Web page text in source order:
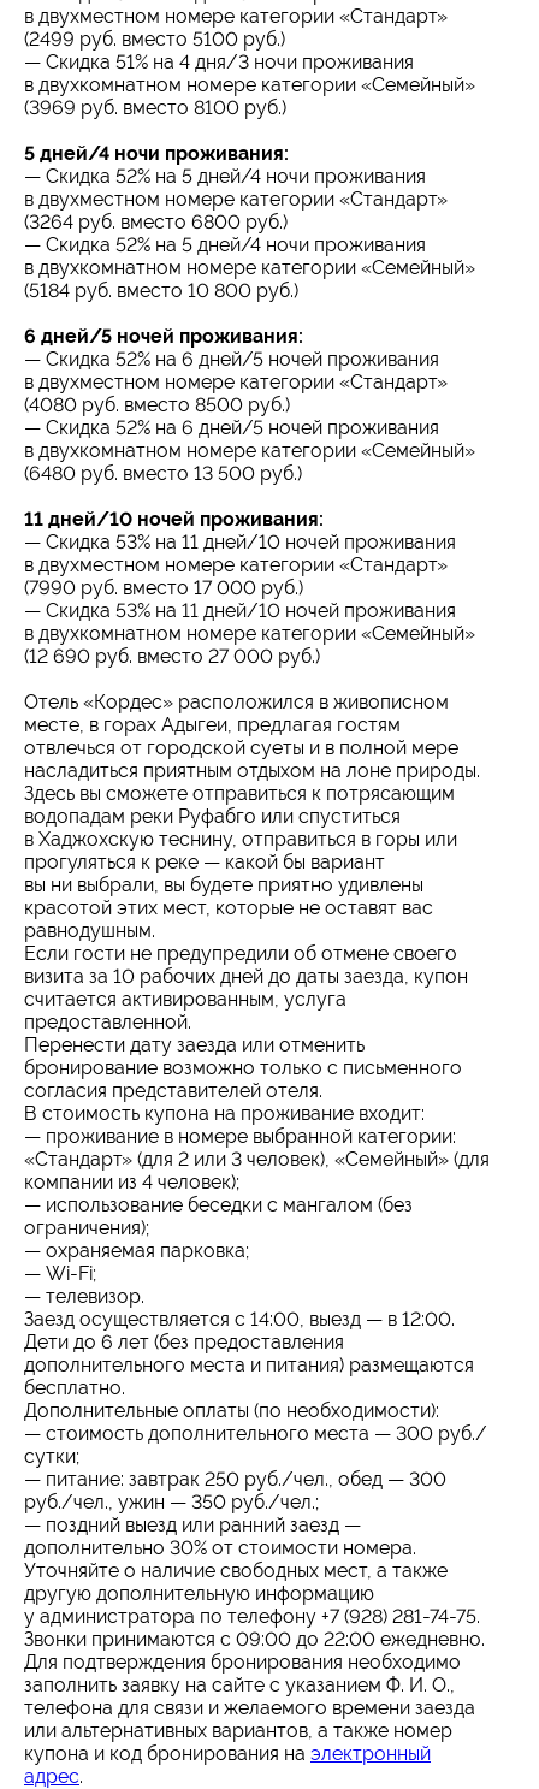
в двухместном номере категории «Стандарт»
(2499 руб. вместо 5100 руб.)
— Скидка 51% на 4 дня/3 ночи проживания
в двухкомнатном номере категории «Семейный»
(3969 руб. вместо 8100 руб.)
5 дней/4 ночи проживания:
— Скидка 52% на 5 дней/4 ночи проживания
в двухместном номере категории «Стандарт»
(3264 руб. вместо 6800 руб.)
— Скидка 52% на 5 дней/4 ночи проживания
в двухкомнатном номере категории «Семейный»
(5184 руб. вместо 10 800 руб.)
6 дней/5 ночей проживания:
— Скидка 52% на 6 дней/5 ночей проживания
в двухместном номере категории «Стандарт»
(4080 руб. вместо 8500 руб.)
— Скидка 52% на 6 дней/5 ночей проживания
в двухкомнатном номере категории «Семейный»
(6480 руб. вместо 13 500 руб.)
11 дней/10 ночей проживания:
— Скидка 53% на 11 дней/10 ночей проживания
в двухместном номере категории «Стандарт»
(7990 руб. вместо 17 000 руб.)
— Скидка 53% на 11 дней/10 ночей проживания
в двухкомнатном номере категории «Семейный»
(12 690 руб. вместо 27 000 руб.)
Отель «Кордес» расположился в живописном
месте, в горах Адыгеи, предлагая гостям
отвлечься от городской суеты и в полной мере
насладиться приятным отдыхом на лоне природы.
Здесь вы сможете отправиться к потрясающим
водопадам реки Руфабго или спуститься
в Хаджохскую теснину, отправиться в горы или
прогуляться к реке — какой бы вариант
вы ни выбрали, вы будете приятно удивлены
красотой этих мест, которые не оставят вас
равнодушным.
Если гости не предупредили об отмене своего
визита за 10 рабочих дней до даты заезда, купон
считается активированным, услуга
предоставленной.
Перенести дату заезда или отменить
бронирование возможно только с письменного
согласия представителей отеля.
В стоимость купона на проживание входит:
— проживание в номере выбранной категории:
«Стандарт» (для 2 или 3 человек), «Семейный» (для
компании из 4 человек);
— использование беседки с мангалом (без
ограничения);
— охраняемая парковка;
— Wi-Fi;
— телевизор.
Заезд осуществляется с 14:00, выезд — в 12:00.
Дети до 6 лет (без предоставления
дополнительного места и питания) размещаются
бесплатно.
Дополнительные оплаты (по необходимости):
— стоимость дополнительного места — 300 руб./
сутки;
— питание: завтрак 250 руб./чел., обед — 300
руб./чел., ужин — 350 руб./чел.;
— поздний выезд или ранний заезд —
дополнительно 30% от стоимости номера.
Уточняйте о наличие свободных мест, а также
другую дополнительную информацию
у администратора по телефону +7 (928) 281-74-75.
Звонки принимаются с 09:00 до 22:00 ежедневно.
Для подтверждения бронирования необходимо
заполнить заявку на сайте с указанием Ф. И. О.,
телефона для связи и желаемого времени заезда
или альтернативных вариантов, а также номер
купона и код бронирования на электронный
адрес.